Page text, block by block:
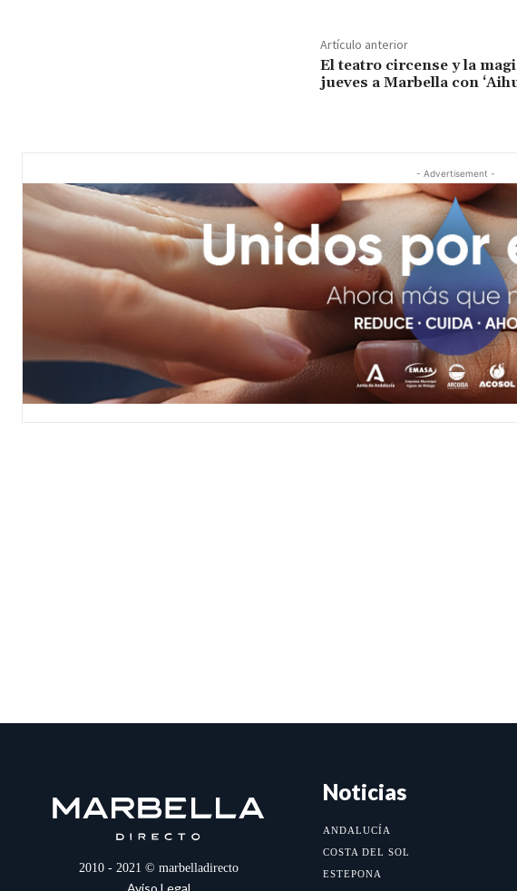
Artículo anterior
El teatro circense y la
jueves a Marbella con
- Advertisement -
2010 - 2021 © marbelladirecto
Aviso Legal
Noticias
ANDALUCÍA
COSTA DEL SOL
ESTEPONA